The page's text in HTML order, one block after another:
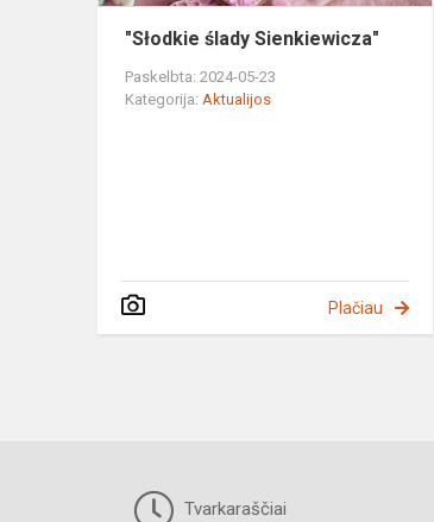
"Słodkie ślady Sienkiewicza"
Paskelbta: 2024-05-23
Kategorija: Aktualijos
Plačiau
Tvarkaraščiai